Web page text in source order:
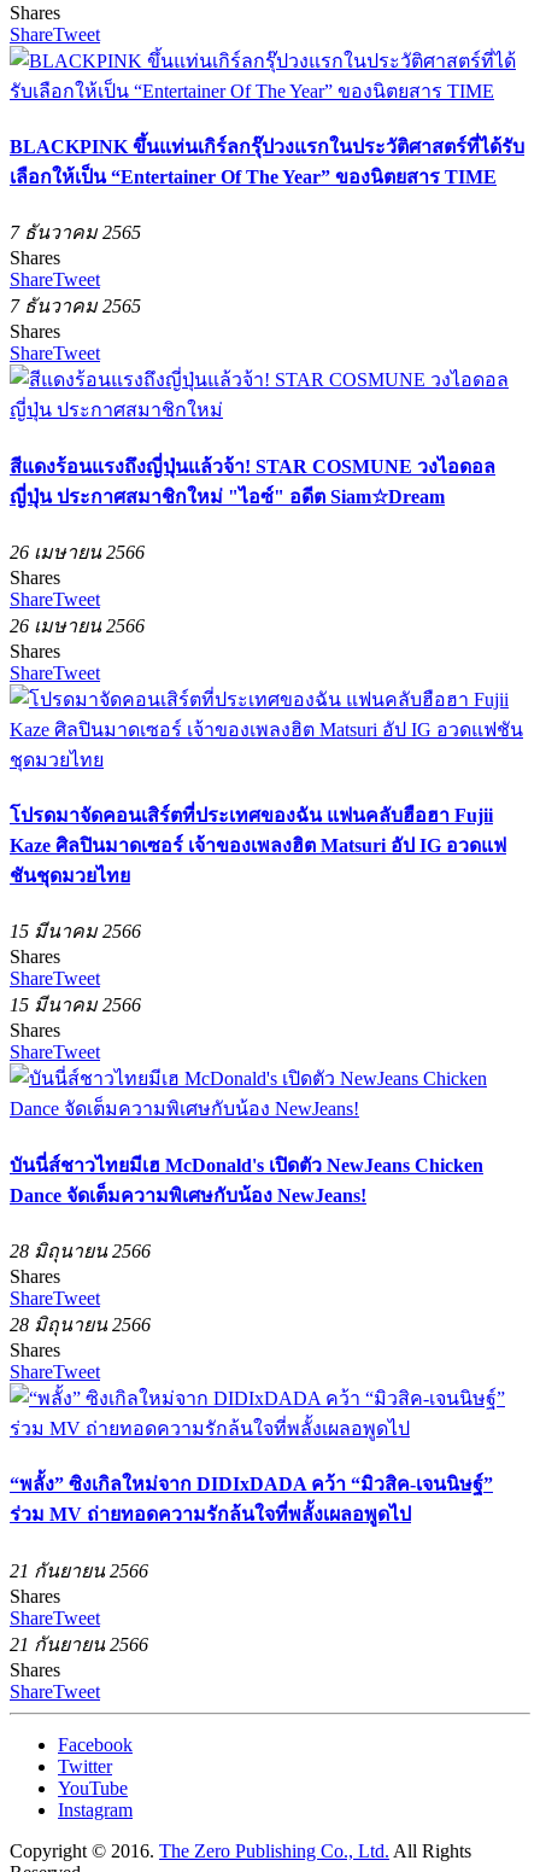
Shares
ShareTweet
BLACKPINK ขึ้นแท่นเกิร์ลกรุ๊ปวงแรกในประวัติศาสตร์ที่ได้รับ
เลือกให้เป็น “Entertainer Of The Year” ของนิตยสาร TIME
7 ธันวาคม 2565
Shares
ShareTweet
7 ธันวาคม 2565
Shares
ShareTweet
สีแดงร้อนแรงถึงญี่ปุ่นแล้วจ้า! STAR COSMUNE วงไอดอล
ญี่ปุ่น ประกาศสมาชิกใหม่ "ไอซ์" อดีต Siam☆Dream
26 เมษายน 2566
Shares
ShareTweet
26 เมษายน 2566
Shares
ShareTweet
โปรดมาจัดคอนเสิร์ตที่ประเทศของฉัน แฟนคลับฮือฮา Fujii
Kaze ศิลปินมาดเซอร์ เจ้าของเพลงฮิต Matsuri อัป IG อวดแฟ
ชันชุดมวยไทย
15 มีนาคม 2566
Shares
ShareTweet
15 มีนาคม 2566
Shares
ShareTweet
บันนี่ส์ชาวไทยมีเฮ McDonald's เปิดตัว NewJeans Chicken
Dance จัดเต็มความพิเศษกับน้อง NewJeans!
28 มิถุนายน 2566
Shares
ShareTweet
28 มิถุนายน 2566
Shares
ShareTweet
“พลั้ง” ซิงเกิลใหม่จาก DIDIxDADA คว้า “มิวสิค-เจนนิษฐ์”
ร่วม MV ถ่ายทอดความรักล้นใจที่พลั้งเผลอพูดไป
21 กันยายน 2566
Shares
ShareTweet
21 กันยายน 2566
Shares
ShareTweet
Facebook
Twitter
YouTube
Instagram
Copyright © 2016. The Zero Publishing Co., Ltd. All Rights